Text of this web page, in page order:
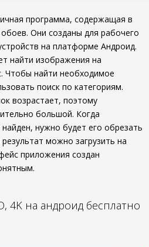
программа, содержащая в
Они созданы для рабочего
на платформе Андроид.
найти изображения на
Чтобы найти необходимое
поиск по категориям.
возрастает, поэтому
большой. Когда
нужно будет его обрезать
можно загрузить на
приложения создан
4K на андроид бесплатно